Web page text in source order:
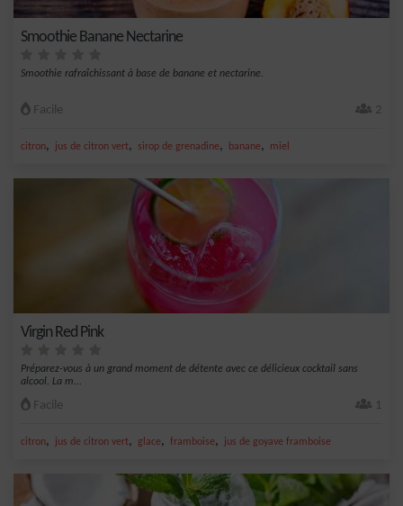
Smoothie Banane Nectarine
Smoothie rafraîchissant à base de banane et nectarine.
Facile 2
citron, jus de citron vert, sirop de grenadine, banane, miel
Virgin Red Pink
Préparez-vous à un grand moment de détente avec ce délicieux cocktail sans
alcool. La m...
Facile 1
citron, jus de citron vert, glace, framboise, jus de goyave framboise